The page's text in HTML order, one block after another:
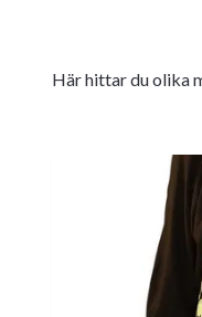
Här hittar du olika